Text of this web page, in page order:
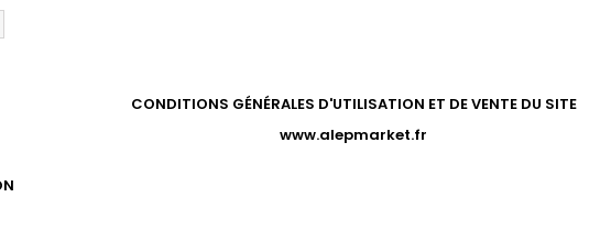
CONDITIONS GÉNÉRALES D'UTILISATION ET DE VENTE DU SITE
www.alepmarket.fr